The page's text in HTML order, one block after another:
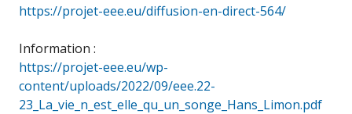
https://projet-eee.eu/diffusion-en-direct-564/
Information :
https://projet-eee.eu/wp-
content/uploads/2022/09/eee.22-
23_La_vie_n_est_elle_qu_un_songe_Hans_Limon.pdf